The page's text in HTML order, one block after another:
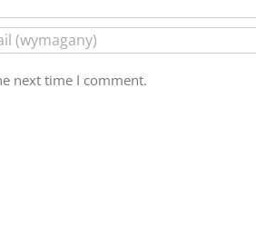
next time I comment.